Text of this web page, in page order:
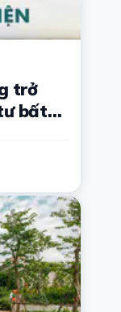
trở
bất